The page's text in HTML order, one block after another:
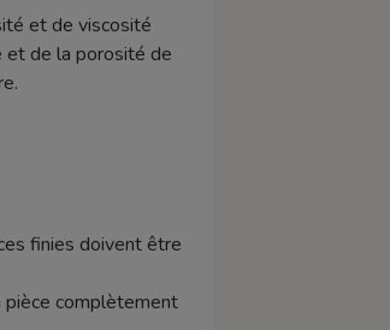
et de viscosité
et de la porosité de
finies doivent être
pièce complètement